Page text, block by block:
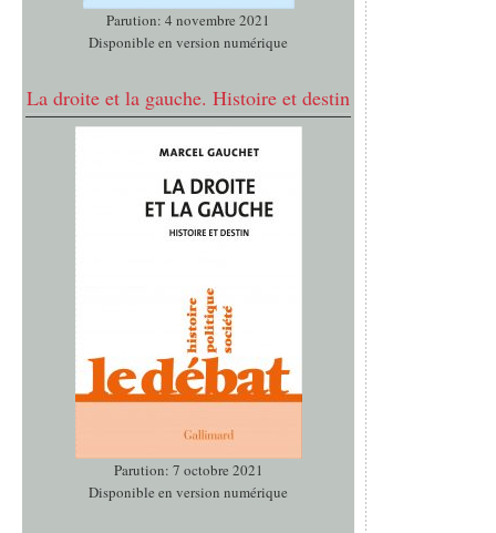
Parution: 4 novembre 2021
Disponible en version numérique
La droite et la gauche. Histoire et destin
Parution: 7 octobre 2021
Disponible en version numérique